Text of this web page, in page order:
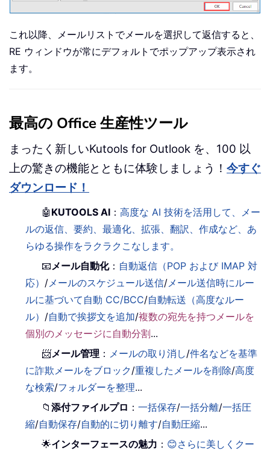
これ以降、メールリストでメールを選択して返信すると、
RE ウィンドウが常にデフォルトでポップアップ表示され
ます。
最高の Office 生産性ツール
まったく新しいKutools for Outlook を、100 以
上の驚きの機能とともに体験しましょう！ 今すぐ
ダウンロード！
🤖 KUTOOLS AI ：高度な AI 技術を活用して、メー
ルの返信、要約、最適化、拡張、翻訳、作成など、あ
らゆる操作をラクラクこなします。
📧 メール自動化： 自動返信（POP および IMAP 対
応） / メールのスケジュール送信/ メール送信時にルー
ルに基づいて自動 CC/BCC/自動転送（高度なルー
ル） /自動で挨拶文を追加/複数の宛先を持つメールを
個別のメッセージに自動分割...
📨メール管理 ： メールの取り消し/件名などを基準
に詐欺メールをブロック/重複したメールを削除/高度
な検索/フォルダーを整理...
📁添付ファイルプロ ：一括保存/一括分離/一括圧
縮/自動保存/自動的に切り離す/自動圧縮...
🌟インターフェースの魅力 ： 😊さらに美しくクー